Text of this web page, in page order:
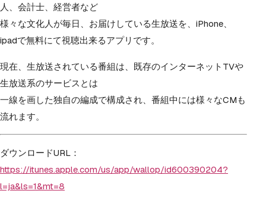
人、会計士、経営者など
様々な文化人が毎日、お届けしている生放送を、iPhone、
ipadで無料にて視聴出来るアプリです。
現在、生放送されている番組は、既存のインターネットTVや
生放送系のサービスとは
一線を画した独自の編成で構成され、番組中には様々なCMも
流れます。
ダウンロードURL：
https://itunes.apple.com/us/app/wallop/id600390204?
l=ja&ls=1&mt=8